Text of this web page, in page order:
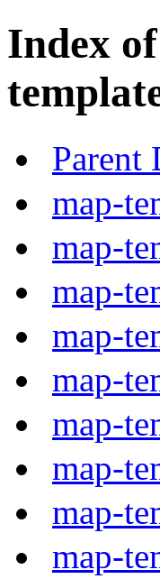
Index
Parent
map-
map-
map-
map-
map-
map-
map-
map-
map-